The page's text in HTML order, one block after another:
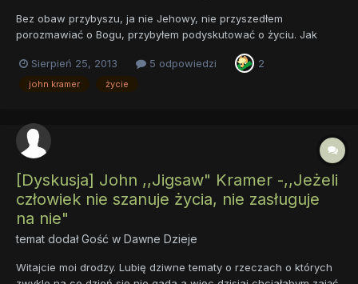
Bez obaw przybyszu, ja nie Jehowy, nie przyszedłem
porozmawiać o Bogu, przybyłem podyskutować o życiu. Jak
John Kramer, w serii filmów "Piła" wziął sobie za cel
uświadamiać ludzi o tym, jak ważny dar otrzymały wszystkie
Sierpień 25, 2013 5 odpowiedzi 2
john kramer życie
[Dyskusja] John ,,Jigsaw" Kramer -,,Jeżeli
człowiek nie szanuje życia, nie zasługuje
na nie"
temat dodał Gość w Dawne Dzieje
Witajcie moi drodzy. Lubię dziwne tematy o rzeczach o których